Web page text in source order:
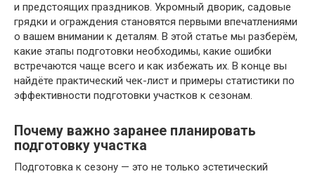
и предстоящих праздников. Укромный дворик, садовые
грядки и ограждения становятся первыми впечатлениями
о вашем внимании к деталям. В этой статье мы разберём,
какие этапы подготовки необходимы, какие ошибки
встречаются чаще всего и как избежать их. В конце вы
найдёте практический чек-лист и примеры статистики по
эффективности подготовки участков к сезонам.
Почему важно заранее планировать
подготовку участка
Подготовка к сезону — это не только эстетический